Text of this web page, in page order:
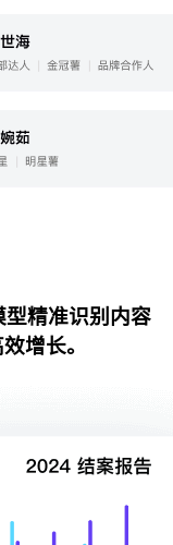
精准识别内容
增长。